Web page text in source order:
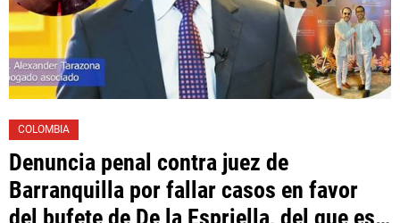
COLOMBIA
Denuncia penal contra juez de
Barranquilla por fallar casos en favor
del bufete de De la Espriella, del que es